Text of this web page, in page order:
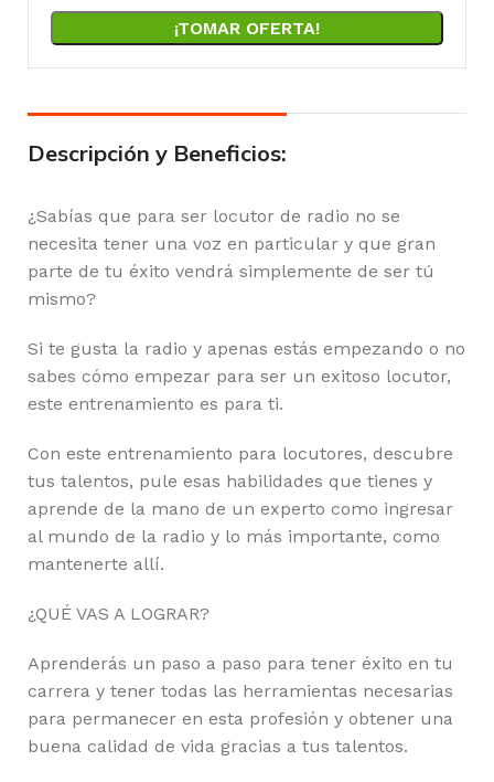
¡TOMAR OFERTA!
Descripción y Beneficios:
¿Sabías que para ser locutor de radio no se
necesita tener una voz en particular y que gran
parte de tu éxito vendrá simplemente de ser tú
mismo?
Si te gusta la radio y apenas estás empezando o no
sabes cómo empezar para ser un exitoso locutor,
este entrenamiento es para ti.
Con este entrenamiento para locutores, descubre
tus talentos, pule esas habilidades que tienes y
aprende de la mano de un experto como ingresar
al mundo de la radio y lo más importante, como
mantenerte allí.
¿QUÉ VAS A LOGRAR?
Aprenderás un paso a paso para tener éxito en tu
carrera y tener todas las herramientas necesarias
para permanecer en esta profesión y obtener una
buena calidad de vida gracias a tus talentos.